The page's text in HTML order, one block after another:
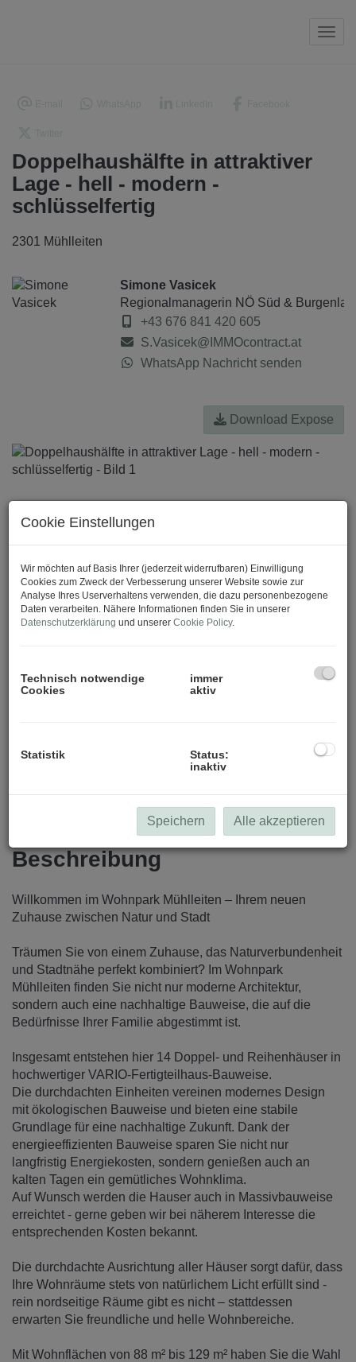
Doppelhaushälfte in attraktiver
Lage - hell - modern -
schlüsselfertig
2301 Mühlleiten
Simone Vasicek
Regionalmanagerin NÖ Süd &
+43 676 841 420 605
S.Vasicek@IMMOcontract.at
WhatsApp Nachricht senden
Download Expose
Beschreibung
Willkommen im Wohnpark Mühlleiten – Ihrem neuen
Zuhause zwischen Natur und Stadt
Träumen Sie von einem Zuhause, das Naturverbundenheit
und Stadtnähe perfekt kombiniert? Im Wohnpark
Mühlleiten finden Sie nicht nur moderne Architektur,
sondern auch eine nachhaltige Bauweise, die auf die
Bedürfnisse Ihrer Familie abgestimmt ist.
Insgesamt entstehen hier 14 Doppel- und Reihenhäuser in
hochwertiger VARIO-Fertigteilhaus-Bauweise.
Die durchdachten Einheiten vereinen modernes Design
mit ökologischen Bauweise und bieten eine stabile
Grundlage für eine nachhaltige Zukunft. Dank der
energieeffizienten Bauweise sparen Sie nicht nur
langfristig Energiekosten, sondern genießen auch an
kalten Tagen ein gemütliches Wohnklima.
Auf Wunsch werden die Hauser auch in Massivbauweise
erreichtet - gerne geben wir bei näherem Interesse die
entsprechenden Kosten bekannt.
Die durchdachte Ausrichtung aller Häuser sorgt dafür, dass
Ihre Wohnräume stets von natürlichem Licht erfüllt sind -
rein nordseitige Räume gibt es nicht – stattdessen
erwarten Sie freundliche und helle Wohnbereiche.
Mit Wohnflächen von 88 m² bis 129 m² haben Sie die Wahl
Cookie Einstellungen
Wir möchten auf Basis Ihrer (jederzeit widerrufbaren) Einwilligung
Cookies zum Zweck der Verbesserung unserer Website sowie zur
Analyse Ihres Userverhaltens verwenden, die dazu personenbezogene
Daten verarbeiten. Nähere Informationen finden Sie in unserer
Datenschutzerklärung und unserer Cookie Policy.
Technisch notwendige
Cookies
immer
aktiv
Statistik
Status:
inaktiv
Speichern Alle akzeptieren